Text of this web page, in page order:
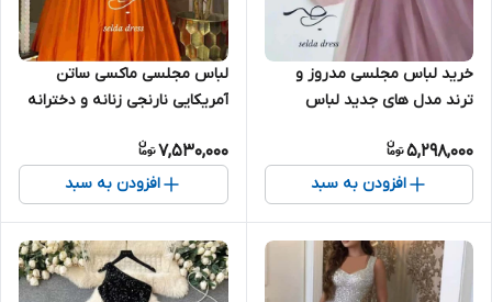
خرید لباس مجلسی مدروز و
ترند مدل های جدید لباس
5,298,000
افزودن به سبد
لباس مجلسی ماکسی ساتن
آمریکایی نارنجی زنانه و دخترانه
7,530,000
افزودن به سبد